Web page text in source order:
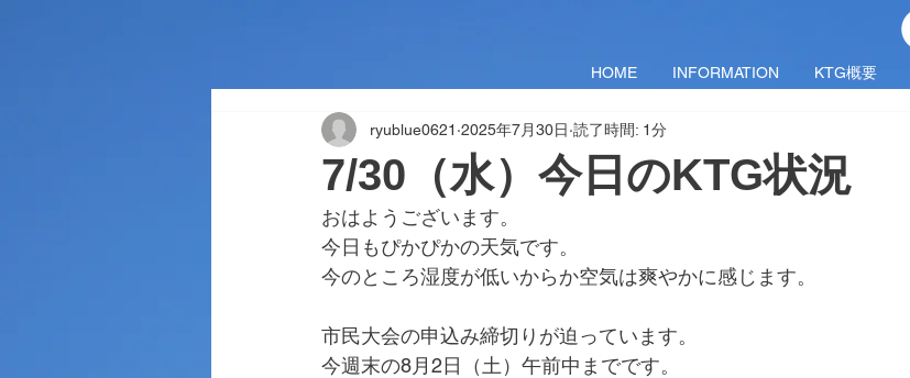
HOME INFORMATION KTG概要
7/30（水）今日のKTG状況
ryublue0621 2025年7月30日 読了時間: 1分
おはようございます。
今日もぴかぴかの天気です。
今のところ湿度が低いからか空気は爽やかに感じます。
市民大会の申込み締切りが迫っています。
今週末の8月2日（土）午前中までです。